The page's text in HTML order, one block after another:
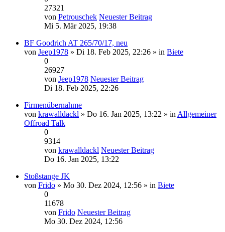
27321
von Petrouschek Neuester Beitrag
Mi 5. Mär 2025, 19:38
BF Goodrich AT 265/70/17, neu
von Jeep1978 » Di 18. Feb 2025, 22:26 » in Biete
0
26927
von Jeep1978 Neuester Beitrag
Di 18. Feb 2025, 22:26
Firmenübernahme
von krawalldackl » Do 16. Jan 2025, 13:22 » in Allgemeiner
Offroad Talk
0
9314
von krawalldackl Neuester Beitrag
Do 16. Jan 2025, 13:22
Stoßstange JK
von Frido » Mo 30. Dez 2024, 12:56 » in Biete
0
11678
von Frido Neuester Beitrag
Mo 30. Dez 2024, 12:56